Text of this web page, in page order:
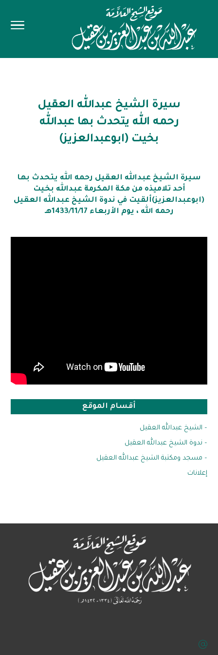
سيرة الشيخ عبدالله العقيل
رحمه الله يتحدث بها عبدالله
بخيت (ابوعبدالعزيز)
سيرة الشيخ عبدالله العقيل رحمه الله يتحدث بها
أحد تلاميذه من مكة المكرمة عبدالله بخيت
(ابوعبدالعزيز)ألقيت في ندوة الشيخ عبدالله العقيل
رحمه الله ، يوم الأربعاء 1433/11/17هـ
أقسام الموقع
– الشيخ عبدالله العقيل
– ندوة الشيخ عبدالله العقيل
– مسجد ومكتبة الشيخ عبدالله العقيل
إعلانات